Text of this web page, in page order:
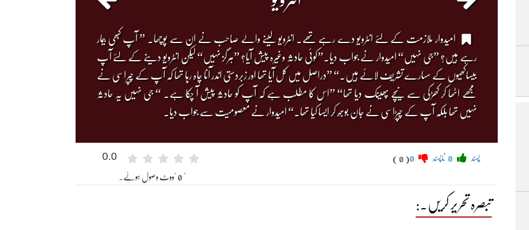
امیدوار ملازمت کے لئے انٹرویو دے رہے تھے۔ انٹرویو لینے والے صاحب نے ان سے پوچھا۔ ” آپ کبھی بیمار
رہے ہیں؟ ”جی نہیں“ امیدوار نے جواب دیا۔”کوئی حادثہ وغیرہ پیش آیا؟ ”ہرگز نہیں“ لیکن انٹرویو دینے کے لئے آپ
بیساکھیوں کے سہارے تشریف لائے ہیں۔“ ”دراصل میں کل آیا تھا اور زبردستی اندر آنا چاہ رہا تھا کہ آپ کے چپراسی نے
مجھے اٹھا کر کھڑکی سے نیچے پھینک دیا تھا“ ”اس کا مطلب ہے کہ آپ کو حادثہ پیش آ چکا ہے۔ “ جی نہیں یہ حادثہ
نہیں تھا بلکہ آپ کے چپڑاسی نے جان بوجھ کر ایسا کیا تھا۔“ امیدوار نے معصومیت سے جواب دیا۔
0.0
" 0 "ووٹ وصول ہوئے۔
پسند ناپسند ( 0 )
تبصرہ تحریر کریں۔: